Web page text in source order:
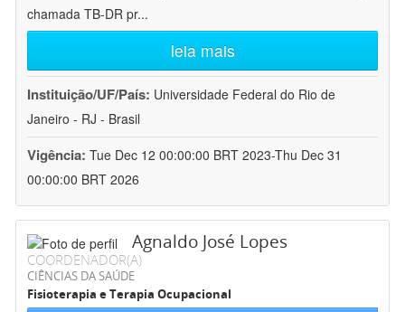
chamada TB-DR pr...
leia mais
Instituição/UF/País: Universidade Federal do Rio de
Janeiro - RJ - Brasil
Vigência: Tue Dec 12 00:00:00 BRT 2023-Thu Dec 31
00:00:00 BRT 2026
Agnaldo José Lopes
COORDENADOR(A)
CIÊNCIAS DA SAÚDE
Fisioterapia e Terapia Ocupacional